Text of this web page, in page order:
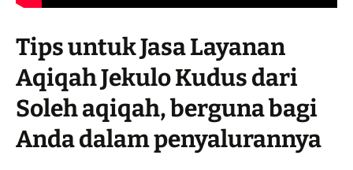
Tips untuk Jasa Layanan
Aqiqah Jekulo Kudus dari
Soleh aqiqah, berguna bagi
Anda dalam penyalurannya